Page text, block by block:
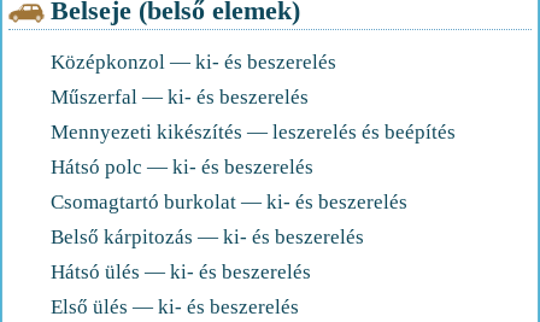
Belseje (belső elemek)
Középkonzol — ki- és beszerelés
Műszerfal — ki- és beszerelés
Mennyezeti kikészítés — leszerelés és beépítés
Hátsó polc — ki- és beszerelés
Csomagtartó burkolat — ki- és beszerelés
Belső kárpitozás — ki- és beszerelés
Hátsó ülés — ki- és beszerelés
Első ülés — ki- és beszerelés